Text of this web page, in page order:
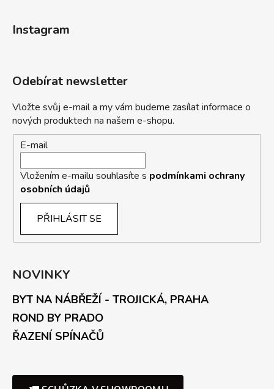
Instagram
Odebírat newsletter
Vložte svůj e-mail a my vám budeme zasílat informace o
nových produktech na našem e-shopu.
E-mail
Vložením e-mailu souhlasíte s podmínkami ochrany
osobních údajů
PŘIHLÁSIT SE
NOVINKY
BYT NA NÁBŘEŽÍ - TROJICKÁ, PRAHA
ROND BY PRADO
ŘAZENÍ SPÍNAČŮ